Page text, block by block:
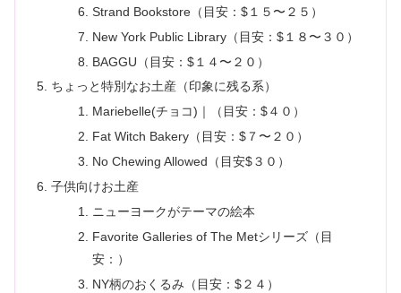
Strand Bookstore（目安：$１５〜２５）
New York Public Library（目安：$１８〜３０）
BAGGU（目安：$１４〜２０）
ちょっと特別なお土産（印象に残る系）
Mariebelle(チョコ)｜（目安：$４０）
Fat Witch Bakery（目安：$７〜２０）
No Chewing Allowed（目安$３０）
子供向けお土産
ニューヨークがテーマの絵本
Favorite Galleries of The Metシリーズ（目
安：）
NY柄のおくるみ（目安：$２４）